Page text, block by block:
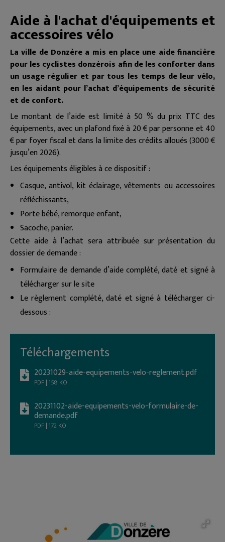
Aide à l'achat d'équipements et
accessoires vélo
La ville de Donzère a mis en place une aide financière
pour les cyclistes donzérois afin de les conforter dans
un usage régulier et par tous les temps de leur vélo,
en les aidant pour l’achat d’équipements de sécurité
et de confort.
Le montant de l’aide est limité à 50 % du prix TTC des
équipements, avec un plafond fixé à 20 € par personne et 40
€ par foyer fiscal et dans la limite des crédits alloués (3000 €
jusqu’en 2026).
Les équipements éligibles à ce dispositif :
Casque, antivol, kit éclairage, vêtements ou accessoires
réfléchissants,
Porte bébé, remorque enfant,
Sacoche, panier.
Cette aide à l’achat sera attribuée sur présentation du
dossier de demande :
Formulaire de demande d’aide complété, daté et signé à
télécharger sur le site
Le règlement complété, daté et signé à télécharger ci-
dessous :
Téléchargements
20231029-aide-equipements-velo-reglement.pdf
PDF | 158 KO
20231102-aide-equipements-velo-formulaire-de-
demande.pdf
PDF | 172 KO